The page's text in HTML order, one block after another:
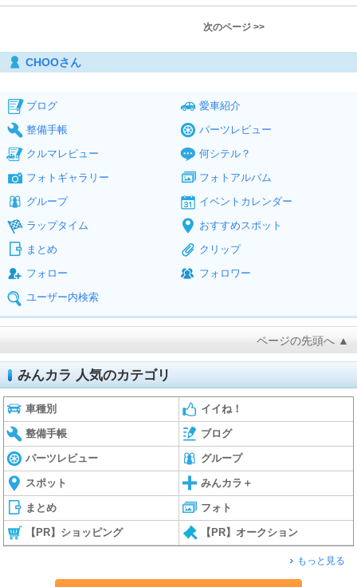
次のページ >>
CHOOさん
ブログ
愛車紹介
整備手帳
パーツレビュー
クルマレビュー
何シテル？
フォトギャラリー
フォトアルバム
グループ
イベントカレンダー
ラップタイム
おすすめスポット
まとめ
クリップ
フォロー
フォロワー
ユーザー内検索
ページの先頭へ ▲
みんカラ 人気のカテゴリ
車種別 イイね！
整備手帳 ブログ
パーツレビュー グループ
スポット みんカラ＋
まとめ フォト
【PR】ショッピング 【PR】オークション
もっと見る